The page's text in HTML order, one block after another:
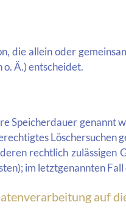
die allein oder
Ä.) entscheidet.
Speicherdauer genannt
Löschersuchen
rechtlich zulässigen
im letztgenannten
auf